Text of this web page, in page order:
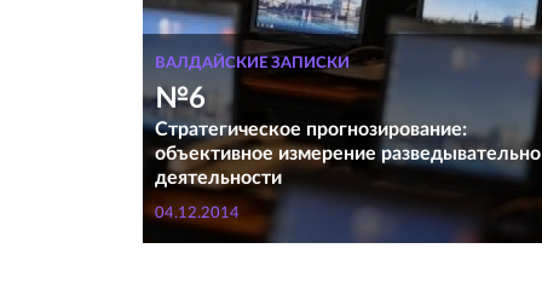
ВАЛДАЙСКИЕ ЗАПИСКИ
№6
Стратегическое прогнозирование:
объективное измерение
деятельности
04.12.2014